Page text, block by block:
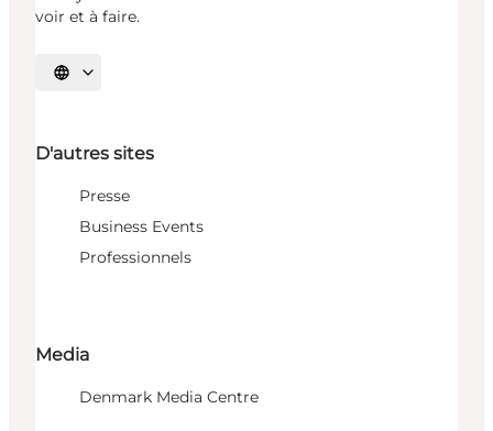
voir et à faire.
Choisissez la langue
D'autres sites
Presse
Business Events
Professionnels
Media
Denmark Media Centre